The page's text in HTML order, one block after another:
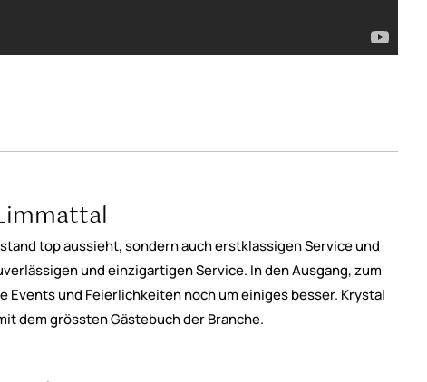
top aussieht, sondern auch erstklassigen Service und
und einzigartigen Service. In den Ausgang, zum
und Feierlichkeiten noch um einiges besser. Krystal
dem grössten Gästebuch der Branche.